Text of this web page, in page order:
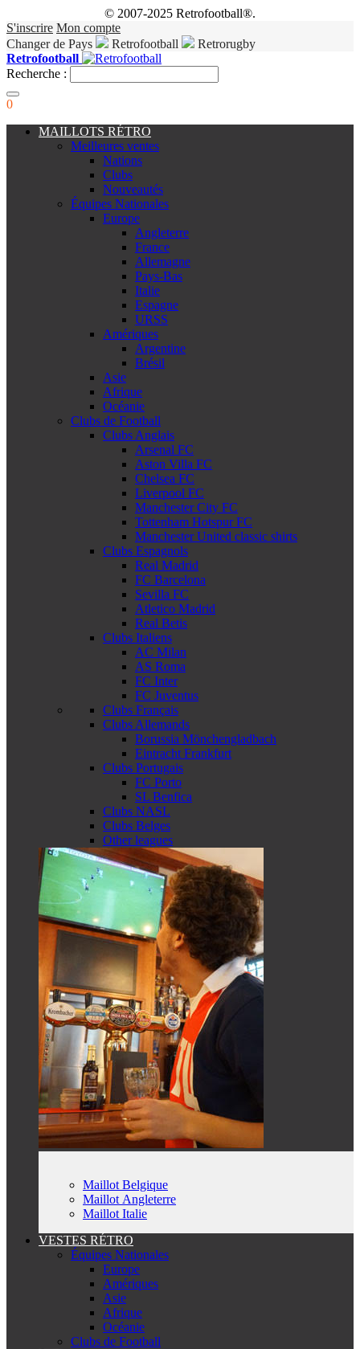
© 2007-2025 Retrofootball®.
S'inscrire Mon compte
Changer de Pays
Retrofootball
Retrorugby
Retrofootball
Recherche :
0
MAILLOTS RÉTRO
Meilleures ventes
Nations
Clubs
Nouveautés
Équipes Nationales
Europe
Angleterre
France
Allemagne
Pays-Bas
Italie
Espagne
URSS
Amériques
Argentine
Brésil
Asie
Afrique
Océanie
Clubs de Football
Clubs Anglais
Arsenal FC
Aston Villa FC
Chelsea FC
Liverpool FC
Manchester City FC
Tottenham Hotspur FC
Manchester United classic shirts
Clubs Espagnols
Real Madrid
FC Barcelona
Sevilla FC
Atletico Madrid
Real Betis
Clubs Italiens
AC Milan
AS Roma
FC Inter
FC Juventus
Clubs Français
Clubs Allemands
Borussia Mönchengladbach
Eintracht Frankfurt
Clubs Portugais
FC Porto
SL Benfica
Clubs NASL
Clubs Belges
Other leagues
Maillot Belgique
Maillot Angleterre
Maillot Italie
VESTES RÉTRO
Équipes Nationales
Europe
Amériques
Asie
Afrique
Océanie
Clubs de Football